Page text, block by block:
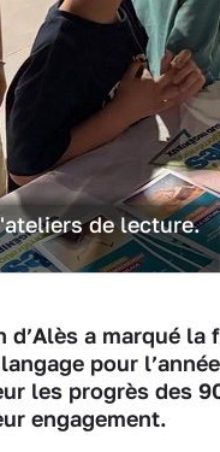
de lecture.
a marqué la
pour
les progrès des
engagement.